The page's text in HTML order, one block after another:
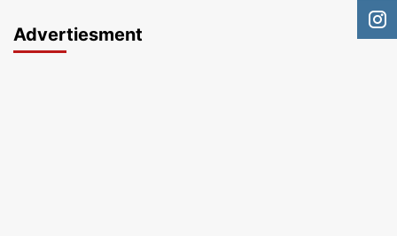
Advertiesment